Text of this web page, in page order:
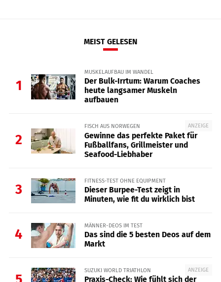
MEIST GELESEN
1
MUSKELAUFBAU IM WANDEL
Der Bulk-Irrtum: Warum Coaches
heute langsamer Muskeln
aufbauen
2
ANZEIGE
FISCH AUS NORWEGEN
Gewinne das perfekte Paket für
Fußballfans, Grillmeister und
Seafood-Liebhaber
3
FITNESS-TEST OHNE EQUIPMENT
Dieser Burpee-Test zeigt in
Minuten, wie fit du wirklich bist
4
MÄNNER-DEOS IM TEST
Das sind die 5 besten Deos auf dem
Markt
ANZEIGE
SUZUKI WORLD TRIATHLON
Praxis-Check: Wie fühlt sich der